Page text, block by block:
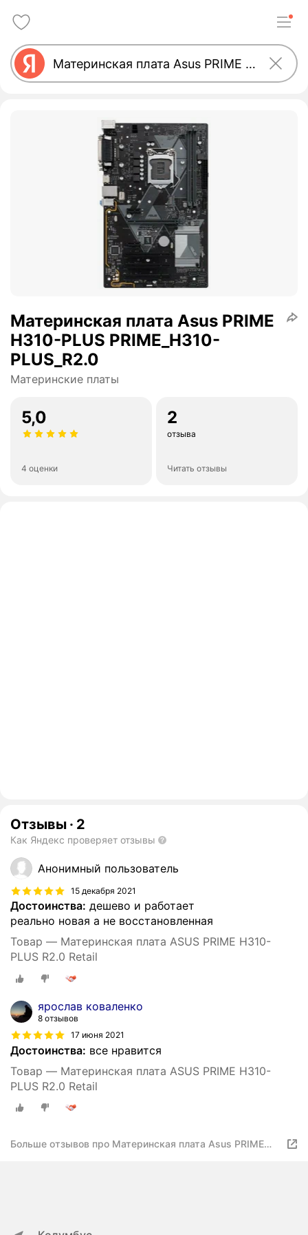
Материнская плата Asus PRIME
H310-PLUS PRIME_H310-
PLUS_R2.0
Материнские платы
5,0
4 оценки
2
отзыва
Читать отзывы
Отзывы · 2
Как Яндекс проверяет отзывы
Анонимный пользователь
15 декабря 2021
Достоинства: дешево и работает
реально новая а не восстановленная
Товар — Материнская плата ASUS PRIME H310-
PLUS R2.0 Retail
ярослав коваленко
8 отзывов
17 июня 2021
Достоинства: все нравится
Товар — Материнская плата ASUS PRIME H310-
PLUS R2.0 Retail
Больше отзывов про Материнская плата Asus PRIME